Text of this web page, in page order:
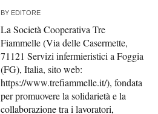
BY EDITORE
La Società Cooperativa Tre
Fiammelle (Via delle Casermette,
71121 Servizi infermieristici a Foggia
(FG), Italia, sito web:
https://www.trefiammelle.it/), fondata
per promuovere la solidarietà e la
collaborazione tra i lavoratori,